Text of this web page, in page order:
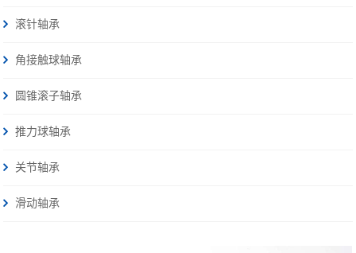
滚针轴承
角接触球轴承
圆锥滚子轴承
推力球轴承
关节轴承
滑动轴承